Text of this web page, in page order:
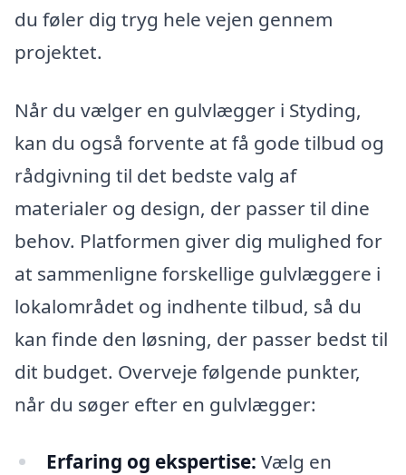
du føler dig tryg hele vejen gennem
projektet.
Når du vælger en gulvlægger i Styding,
kan du også forvente at få gode tilbud og
rådgivning til det bedste valg af
materialer og design, der passer til dine
behov. Platformen giver dig mulighed for
at sammenligne forskellige gulvlæggere i
lokalområdet og indhente tilbud, så du
kan finde den løsning, der passer bedst til
dit budget. Overveje følgende punkter,
når du søger efter en gulvlægger:
Erfaring og ekspertise: Vælg en